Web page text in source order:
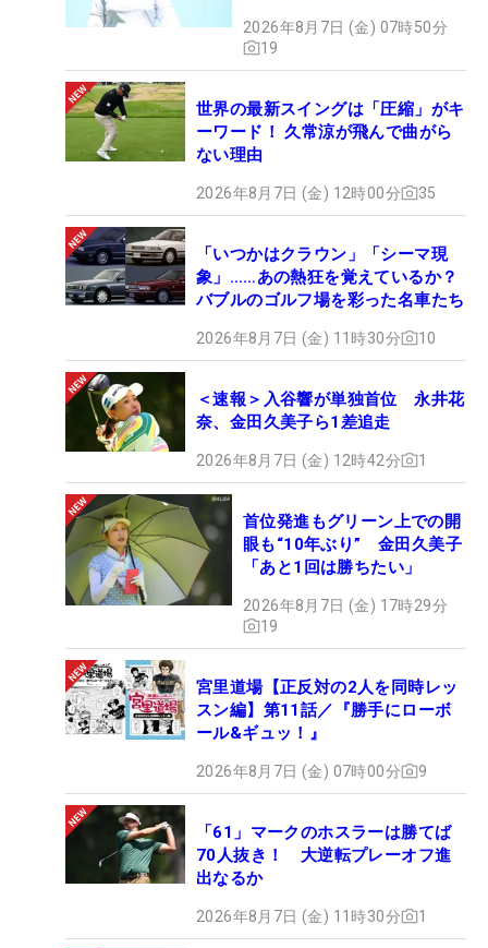
2026年8月7日 (金) 07時50分
19
世界の最新スイングは「圧縮」がキ
ーワード！ 久常涼が飛んで曲がら
ない理由
2026年8月7日 (金) 12時00分 35
「いつかはクラウン」「シーマ現
象」……あの熱狂を覚えているか？
バブルのゴルフ場を彩った名車たち
2026年8月7日 (金) 11時30分 10
＜速報＞入谷響が単独首位 永井花
奈、金田久美子ら1差追走
2026年8月7日 (金) 12時42分 1
首位発進もグリーン上での開
眼も“10年ぶり” 金田久美子
「あと1回は勝ちたい」
2026年8月7日 (金) 17時29分
19
宮里道場【正反対の2人を同時レッ
スン編】第11話／『勝手にローボ
ール&ギュッ！』
2026年8月7日 (金) 07時00分 9
「61」マークのホスラーは勝てば
70人抜き！ 大逆転プレーオフ進
出なるか
2026年8月7日 (金) 11時30分 1